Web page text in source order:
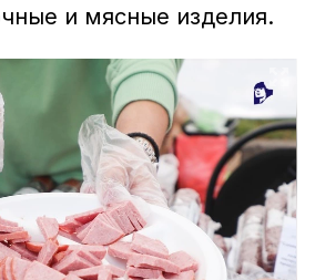
и мясные изделия.